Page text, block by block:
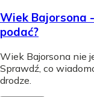
Wiek Bajorsona
podać?
Wiek Bajorsona nie
Sprawdź, co
drodze.